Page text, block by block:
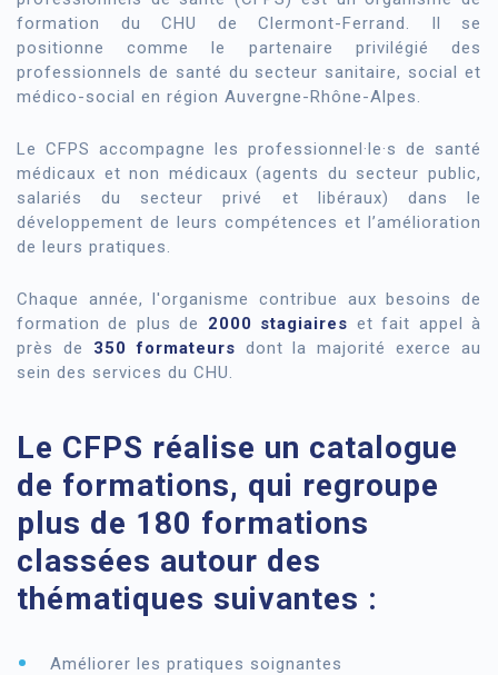
formation du CHU de Cler­mont-Ferrand. Il se
positionne comme le partenaire privilégié des
professionnels de santé du secteur sanitaire, social et
médico-social en région Au­vergne-Rhône-Alpes.
Le CFPS accompagne les professionnel·le·s de santé
médicaux et non médicaux (agents du secteur public,
sa­lariés du secteur privé et libéraux) dans le
développement de leurs compétences et l’amélioration
de leurs pratiques.
Chaque année, l'organisme contribue aux besoins de
formation de plus de 2000 stagiaires et fait appel à
près de 350 formateurs dont la majorité exerce au
sein des services du CHU.
Le CFPS réalise un catalogue
de formations, qui regroupe
plus de 180 formations
classées autour des
thématiques suivantes :
Améliorer les pratiques soignantes